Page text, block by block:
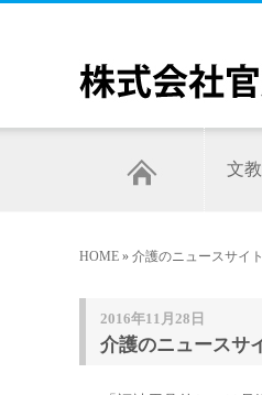
文
HOME » 介護のニュースサイト
2016年11月28日
介護のニュースサ